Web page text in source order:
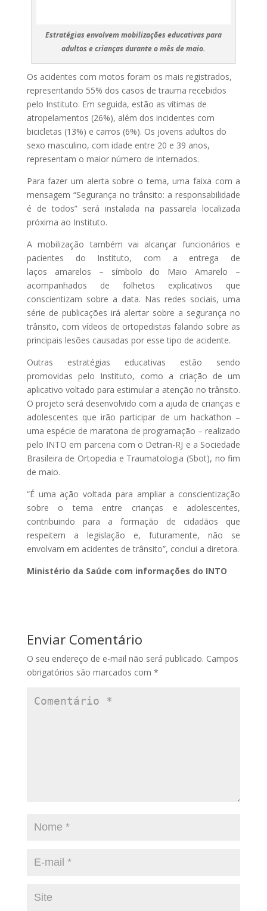
Estratégias envolvem mobilizações educativas para
adultos e crianças durante o mês de maio.
Os acidentes com motos foram os mais registrados,
representando 55% dos casos de trauma recebidos
pelo Instituto. Em seguida, estão as vítimas de
atropelamentos (26%), além dos incidentes com
bicicletas (13%) e carros (6%). Os jovens adultos do
sexo masculino, com idade entre 20 e 39 anos,
representam o maior número de internados.
Para fazer um alerta sobre o tema, uma faixa com a
mensagem “Segurança no trânsito: a responsabilidade
é de todos” será instalada na passarela localizada
próxima ao Instituto.
A mobilização também vai alcançar funcionários e
pacientes do Instituto, com a entrega de
laços amarelos – símbolo do Maio Amarelo –
acompanhados de folhetos explicativos que
conscientizam sobre a data. Nas redes sociais, uma
série de publicações irá alertar sobre a segurança no
trânsito, com vídeos de ortopedistas falando sobre as
principais lesões causadas por esse tipo de acidente.
Outras estratégias educativas estão sendo
promovidas pelo Instituto, como a criação de um
aplicativo voltado para estimular a atenção no trânsito.
O projeto será desenvolvido com a ajuda de crianças e
adolescentes que irão participar de um hackathon –
uma espécie de maratona de programação – realizado
pelo INTO em parceria com o Detran-RJ e a Sociedade
Brasileira de Ortopedia e Traumatologia (Sbot), no fim
de maio.
“É uma ação voltada para ampliar a conscientização
sobre o tema entre crianças e adolescentes,
contribuindo para a formação de cidadãos que
respeitem a legislação e, futuramente, não se
envolvam em acidentes de trânsito”, conclui a diretora.
Ministério da Saúde com informações do INTO
Enviar Comentário
O seu endereço de e-mail não será publicado. Campos
obrigatórios são marcados com *